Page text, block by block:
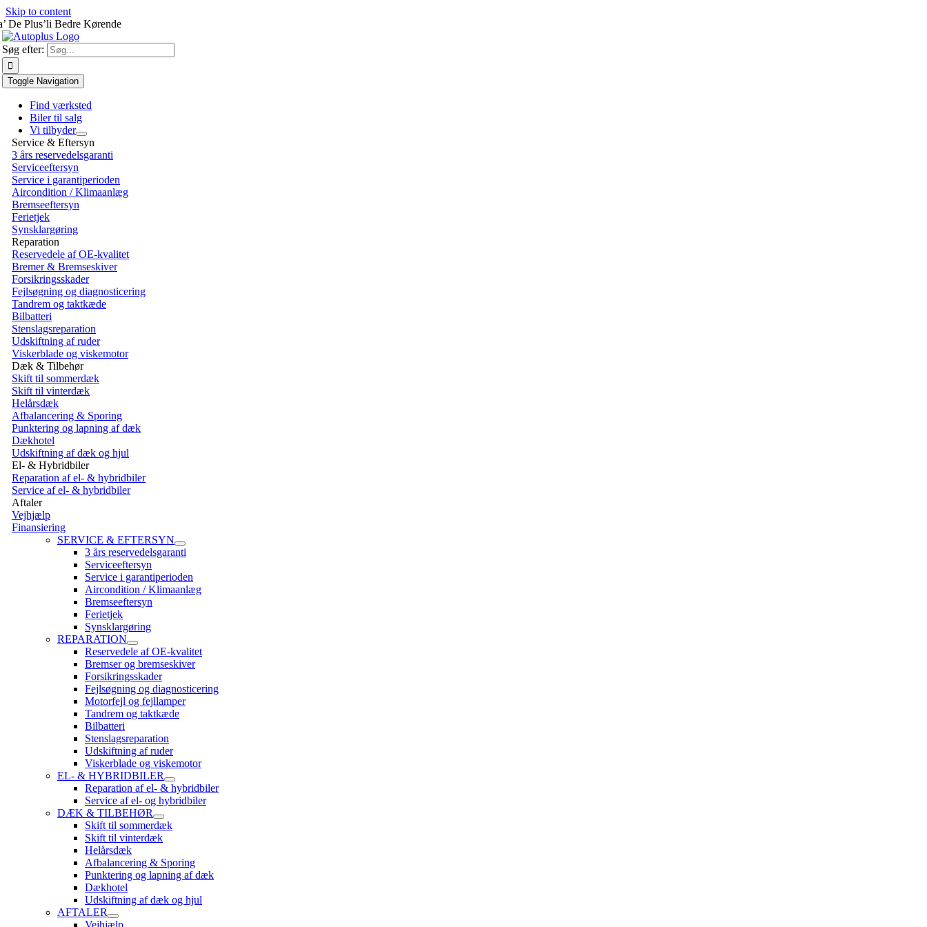
Skip to content
De Plus’li Bedre Kørende
Søg efter:
Toggle Navigation
Find værksted
Biler til salg
Vi tilbyder
Service & Eftersyn
3 års reservedelsgaranti
Serviceeftersyn
Service i garantiperioden
Aircondition / Klimaanlæg
Bremseeftersyn
Ferietjek
Synsklargøring
Reparation
Reservedele af OE-kvalitet
Bremer & Bremseskiver
Forsikringsskader
Fejlsøgning og diagnosticering
Tandrem og taktkæde
Bilbatteri
Stenslagsreparation
Udskiftning af ruder
Viskerblade og viskemotor
Dæk & Tilbehør
Skift til sommerdæk
Skift til vinterdæk
Helårsdæk
Afbalancering & Sporing
Punktering og lapning af dæk
Dækhotel
Udskiftning af dæk og hjul
El- & Hybridbiler
Reparation af el- & hybridbiler
Service af el- & hybridbiler
Aftaler
Vejhjælp
Finansiering
SERVICE & EFTERSYN
3 års reservedelsgaranti
Serviceeftersyn
Service i garantiperioden
Aircondition / Klimaanlæg
Bremseeftersyn
Ferietjek
Synsklargøring
REPARATION
Reservedele af OE-kvalitet
Bremser og bremseskiver
Forsikringsskader
Fejlsøgning og diagnosticering
Motorfejl og fejllamper
Tandrem og taktkæde
Bilbatteri
Stenslagsreparation
Udskiftning af ruder
Viskerblade og viskemotor
EL- & HYBRIDBILER
Reparation af el- & hybridbiler
Service af el- og hybridbiler
DÆK & TILBEHØR
Skift til sommerdæk
Skift til vinterdæk
Helårsdæk
Afbalancering & Sporing
Punktering og lapning af dæk
Dækhotel
Udskiftning af dæk og hjul
AFTALER
Vejhjælp